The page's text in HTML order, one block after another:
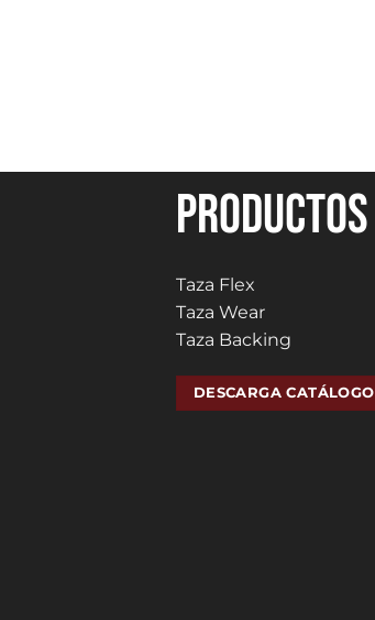
PRODUCTOS
Taza Flex
Taza Wear
Taza Backing
DESCARGA CATÁLOGO